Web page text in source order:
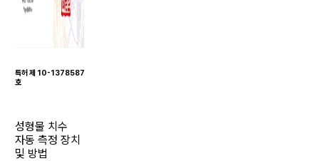
특허 제 10-1378587
호
성형물 치수
자동 측정 장치
및 방법